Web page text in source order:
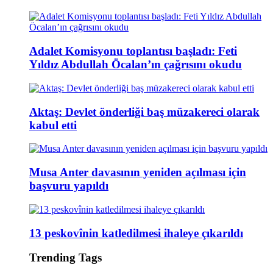
Adalet Komisyonu toplantısı başladı: Feti
Yıldız Abdullah Öcalan’ın çağrısını okudu
Aktaş: Devlet önderliği baş müzakereci olarak
kabul etti
Musa Anter davasının yeniden açılması için
başvuru yapıldı
13 peskovînin katledilmesi ihaleye çıkarıldı
Trending Tags